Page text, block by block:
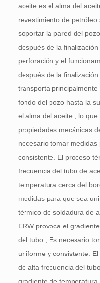
aceite es el alma del
revestimiento de petróleo
soportar la pared del
después de la
perforación y el
después de la
transporta
fondo del pozo hasta la
el alma del aceite., lo
propiedades mecánicas
necesario tomar
consistente. El proceso
frecuencia del tubo de
temperatura cerca del
medidas para que sea
térmico de soldadura de
ERW provoca el
del tubo., Es necesario
uniforme y consistente.
de alta frecuencia del
gradiente de